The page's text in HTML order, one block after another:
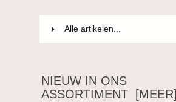
Alle artikelen...
NIEUW IN ONS
ASSORTIMENT [MEER]